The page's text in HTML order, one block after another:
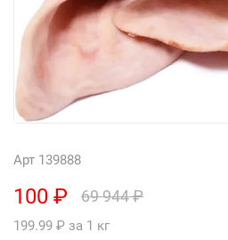
Арт 139888
100 ₽ 69 944 ₽
199.99 ₽ за 1 кг